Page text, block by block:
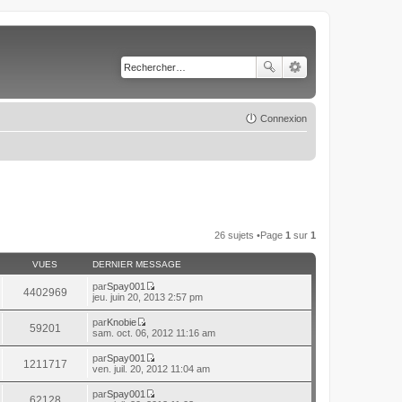
Connexion
26 sujets •Page 1 sur 1
VUES DERNIER MESSAGE
4402969 parSpay001
C
s
u
l
e
r
jeu. juin 20, 2013 2:57 pm
59201 parKnobie
C
o
n
s
u
l
t
sam. oct. 06, 2012 11:16 am
1211717 parSpay001
C
s
ven. juil. 20, 2012 11:04 am
parSpay001